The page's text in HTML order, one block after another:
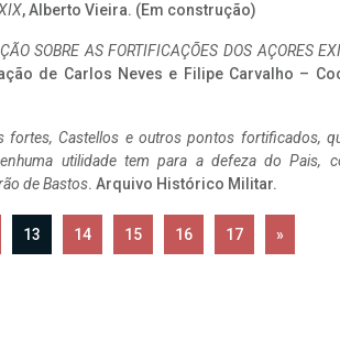
, Alberto Vieira. (Em construção)
SOBRE AS FORTIFICAÇÕES DOS AÇORES
de Carlos Neves e Filipe Carvalho –
fortes, Castellos e outros pontos fortificados,
utilidade tem para a defeza do Pais,
de Bastos. Arquivo Histórico Militar.
13 14 15 16 17 »